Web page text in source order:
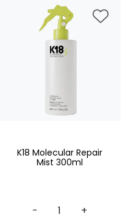
K18 Molecular Repair
Mist 300ml
- +